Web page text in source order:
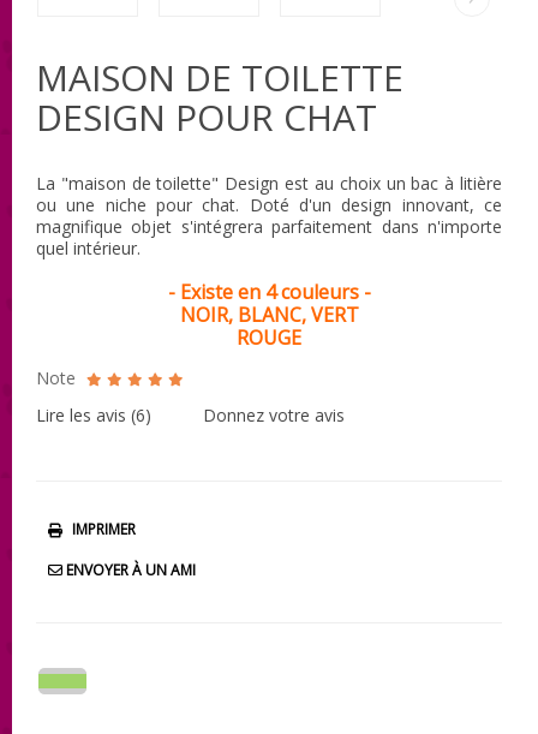
MAISON DE TOILETTE
DESIGN POUR CHAT
La "maison de toilette" Design est au choix un bac à litière
ou une niche pour chat. Doté d'un design innovant, ce
magnifique objet s'intégrera parfaitement dans n'importe
quel intérieur.
- Existe en 4 couleurs -
NOIR, BLANC, VERT
ROUGE
Note
Lire les avis (6) Donnez votre avis
IMPRIMER
ENVOYER À UN AMI